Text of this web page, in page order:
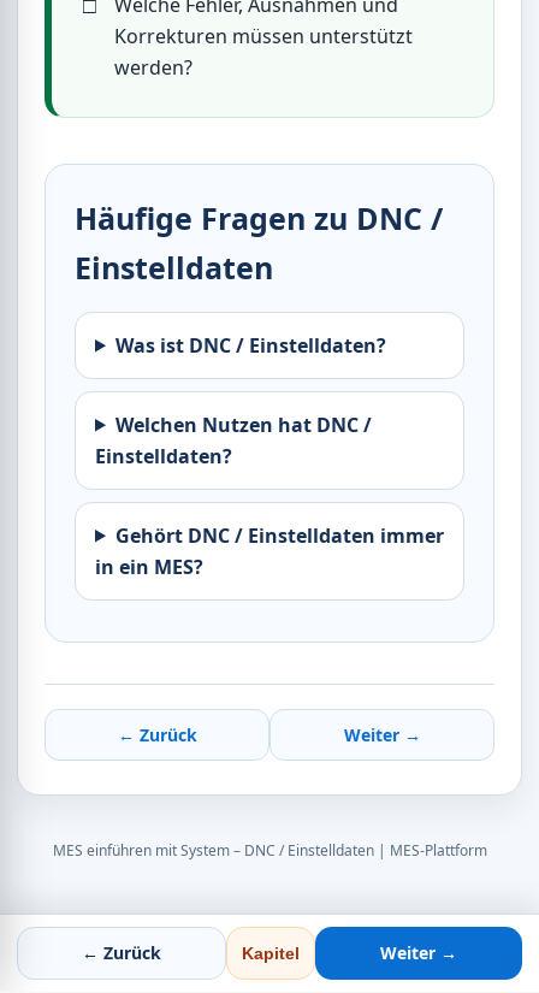
Korrekturen müssen unterstützt
werden?
Häufige Fragen zu DNC /
Einstelldaten
Was ist DNC / Einstelldaten?
Welchen Nutzen hat DNC /
Einstelldaten?
Gehört DNC / Einstelldaten immer
in ein MES?
← Zurück Weiter →
MES einführen mit System – DNC / Einstelldaten | MES-Plattform
← Zurück Kapitel Weiter →